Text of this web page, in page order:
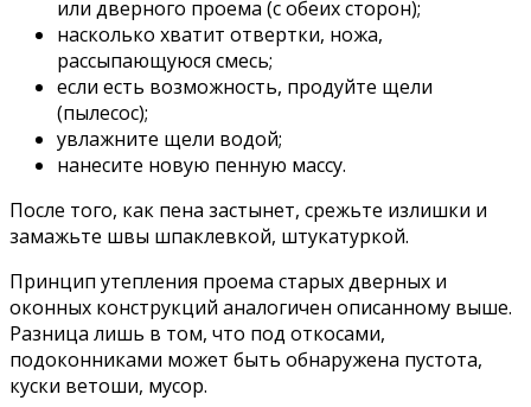
или дверного проема (с обеих сторон);
насколько хватит отвертки, ножа,
рассыпающуюся смесь;
если есть возможность, продуйте щели
(пылесос);
увлажните щели водой;
нанесите новую пенную массу.
После того, как пена застынет, срежьте излишки и
замажьте швы шпаклевкой, штукатуркой.
Принцип утепления проема старых дверных и
оконных конструкций аналогичен описанному выше.
Разница лишь в том, что под откосами,
подоконниками может быть обнаружена пустота,
куски ветоши, мусор.